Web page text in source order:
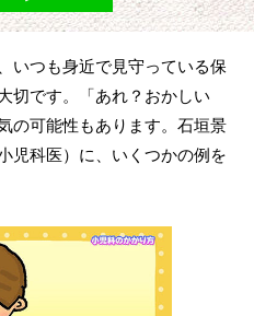
いつも身近で見守っている保
切です。「あれ？おかしい
の可能性もあります。石垣景
児科医） に、いくつかの例を